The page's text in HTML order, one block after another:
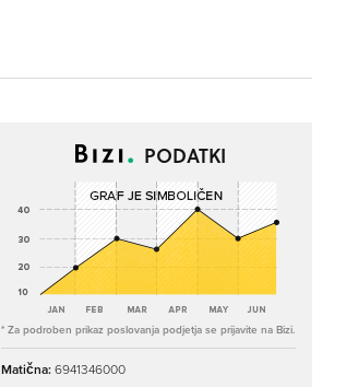
PODATKI
* Za podroben prikaz poslovanja podjetja se prijavite na Bizi.
Matična:6941346000